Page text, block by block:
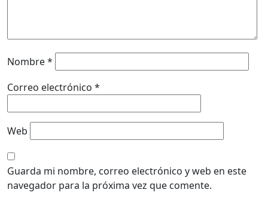
Nombre*
Correo electrónico *
Web
Guarda mi nombre, correo electrónico y web en este
navegador para la próxima vez que comente.